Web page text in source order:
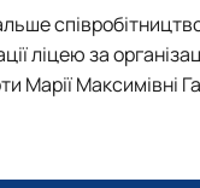
ліцею за
Марії Максимівні